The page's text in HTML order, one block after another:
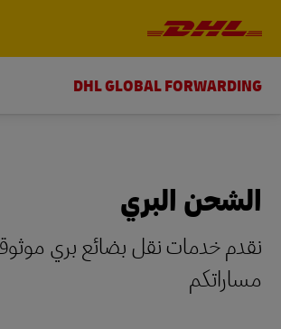
DHL GLOBAL FORWARDING
الشحن البري
نقدم خدمات نقل بضائع بري
مساراتكم